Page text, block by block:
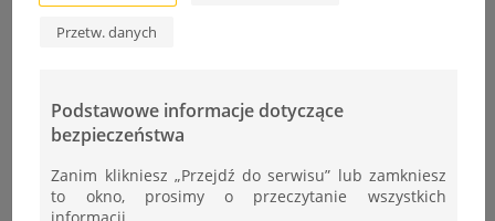
Przetw. danych
Podstawowe informacje dotyczące
bezpieczeństwa
Zanim klikniesz „Przejdź do serwisu” lub zamkniesz
to okno, prosimy o przeczytanie wszystkich